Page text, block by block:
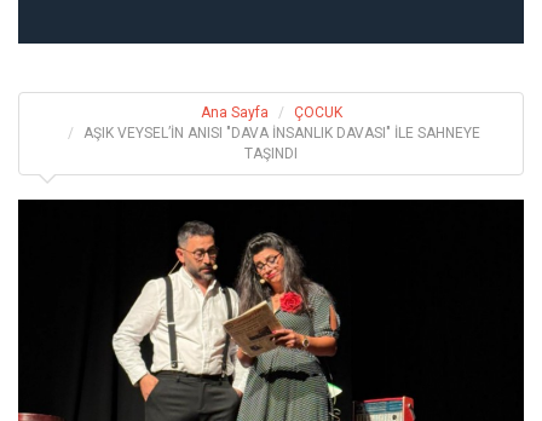
Ana Sayfa
ÇOCUK
AŞIK VEYSEL’İN ANISI "DAVA İNSANLIK DAVASI" İLE SAHNEYE
TAŞINDI